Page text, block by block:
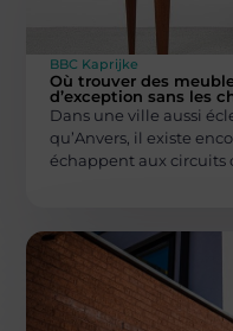
BBC Kaprijke
Où trouver des
d’exception sans les
Dans une ville aussi
qu’Anvers, il existe
échappent aux circuits